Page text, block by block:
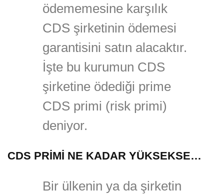
ödememesine karşılık
CDS şirketinin ödemesi
garantisini satın alacaktır.
İşte bu kurumun CDS
şirketine ödediği prime
CDS primi (risk primi)
deniyor.
CDS PRİMİ NE KADAR YÜKSEKSE…
Bir ülkenin ya da şirketin